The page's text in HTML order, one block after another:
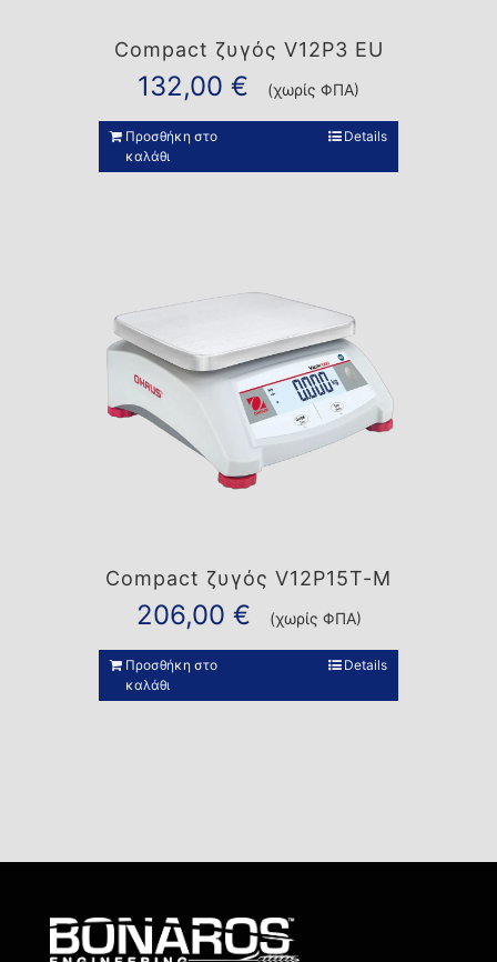
Compact ζυγός V12P3 EU
132,00 € (χωρίς ΦΠΑ)
Προσθήκη στο
καλάθι
Details
Compact ζυγός V12P15T-M
206,00 € (χωρίς ΦΠΑ)
Προσθήκη στο
καλάθι
Details